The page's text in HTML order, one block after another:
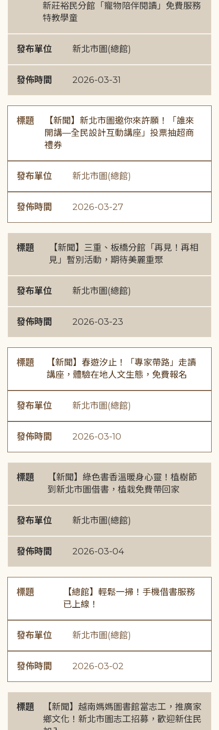
新莊裕民分館「寵物陪伴閱讀」免費服務
特教學童
發布單位 新北市圖(總館)
發佈時間 2026-03-31
標題
【新聞】新北市圖邀你來許願！「誰來
開講—全民設計互動講座」投票抽超商
禮券
發布單位 新北市圖(總館)
發佈時間 2026-03-27
標題
【新聞】三重、板橋分館「再見！再相
見」暫別活動，期待美麗重聚
發布單位 新北市圖(總館)
發佈時間 2026-03-23
標題
【新聞】春遊汐止！「專家帶路」走讀
講座，體驗在地人文生態，免費報名
發布單位 新北市圖(總館)
發佈時間 2026-03-10
標題
【新聞】綠色書香溫暖身心靈！植樹節
到新北市圖借書，植栽免費帶回家
發布單位 新北市圖(總館)
發佈時間 2026-03-04
標題
【總館】輕鬆一掃！手機借書服務
已上線！
發布單位 新北市圖(總館)
發佈時間 2026-03-02
標題
【新聞】越南媽媽圖書館當志工，推廣家
鄉文化！新北市圖志工招募，歡迎新住民